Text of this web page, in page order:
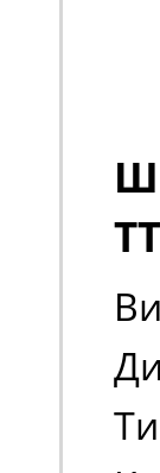
TT